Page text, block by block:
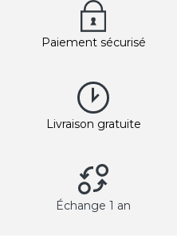
Paiement sécurisé
Livraison gratuite
Échange 1 an